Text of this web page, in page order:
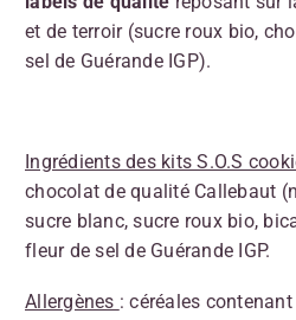
et de terroir (sucre roux bio,
sel de Guérande IGP).
Ingrédients des kits S.O.S
chocolat de qualité Callebaut
sucre blanc, sucre roux bio,
fleur de sel de Guérande IGP.
Allergènes : céréales